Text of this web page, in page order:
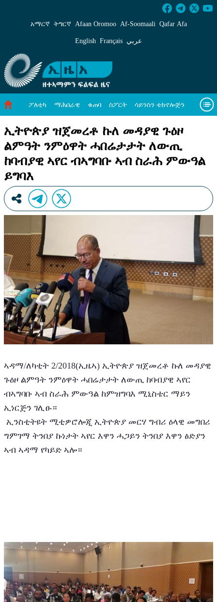
ኢትዮጵያ ዝጀመረቶ ኩለ መዳያዊ ጉዕዞ ልምዓት
አማርኛ ትግርኛ Afaan Oromoo Af‑Soomaali Qafar Afa
English Français عربي
ፖለቲካ ማሕበራዊ ቁጠባ ስፖርት ሳይንስን ቴክኖሎጅን
ኢትዮጵያ ዝጀመረቶ ኩለ መዳያዊ ጉዕዞ
ልምዓት ንምዕዋት ሓበሬታታት ለውጢ
ከባብያዊ ኣየር ብኣግባቡ ኣብ ስራሕ ምውዓል
ይግባእ
ኣዳማ/ለካቲት 2/2018(ኢዜኣ) ኢትዮጵያ ዝጀመረቶ ኩለ መዳያዊ
ጉዕዞ ልምዓት ንምዕዋት ሓበሬታታት ለውጢ ከባብያዊ ኣየር
ብኣግባቡ ኣብ ስራሕ ምውዓል ከምዝግባእ ሚኒስቴር ማይን
ኢነርጅን ገሊፁ።
ግምገማ ትንበያ ኩነታት ኣየር እዋን ሓጋይን ትንበያ እዋን ፅድያን
ኣብ ኣዳማ የካይድ ኣሎ።